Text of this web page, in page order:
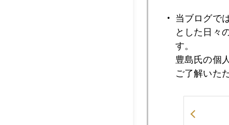
2006年10月
2006年10月
2006年10月
当ブログで
とした日々
す。
豊島氏の個
ご了解いた